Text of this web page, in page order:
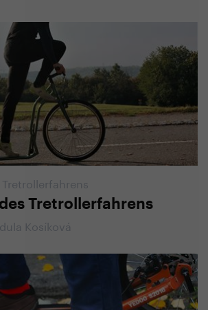
Tretrollerfahrens
Kosíková